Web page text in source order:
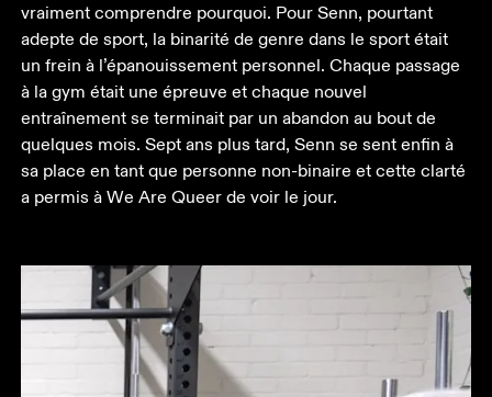
vraiment comprendre pourquoi. Pour Senn, pourtant
adepte de sport, la binarité de genre dans le sport était
un frein à l’épanouissement personnel. Chaque passage
à la gym était une épreuve et chaque nouvel
entraînement se terminait par un abandon au bout de
quelques mois. Sept ans plus tard, Senn se sent enfin à
sa place en tant que personne non-binaire et cette clarté
a permis à We Are Queer de voir le jour.